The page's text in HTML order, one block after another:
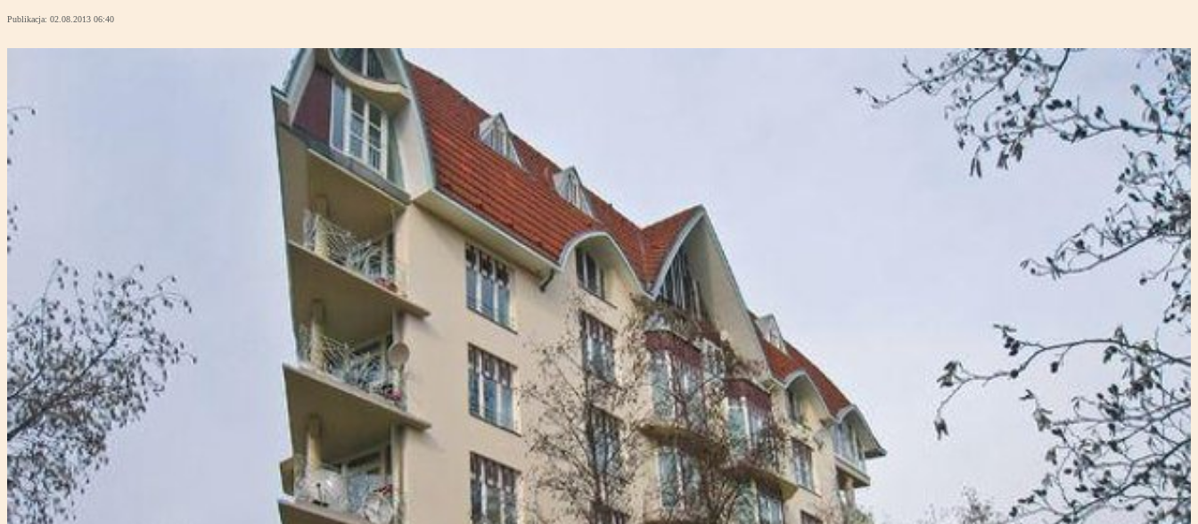
Publikacja: 02.08.2013 06:40